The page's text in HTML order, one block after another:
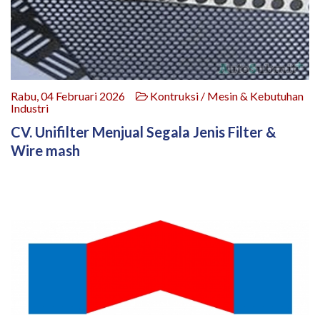
Rabu, 04 Februari 2026
Kontruksi / Mesin & Kebutuhan
Industri
CV. Unifilter Menjual Segala Jenis Filter &
Wire mash